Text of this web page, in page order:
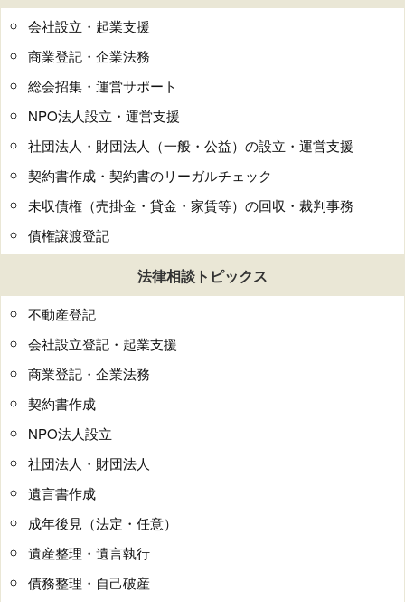
会社設立・起業支援
商業登記・企業法務
総会招集・運営サポート
NPO法人設立・運営支援
社団法人・財団法人（一般・公益）の設立・運営支援
契約書作成・契約書のリーガルチェック
未収債権（売掛金・貸金・家賃等）の回収・裁判事務
債権譲渡登記
法律相談トピックス
不動産登記
会社設立登記・起業支援
商業登記・企業法務
契約書作成
NPO法人設立
社団法人・財団法人
遺言書作成
成年後見（法定・任意）
遺産整理・遺言執行
債務整理・自己破産